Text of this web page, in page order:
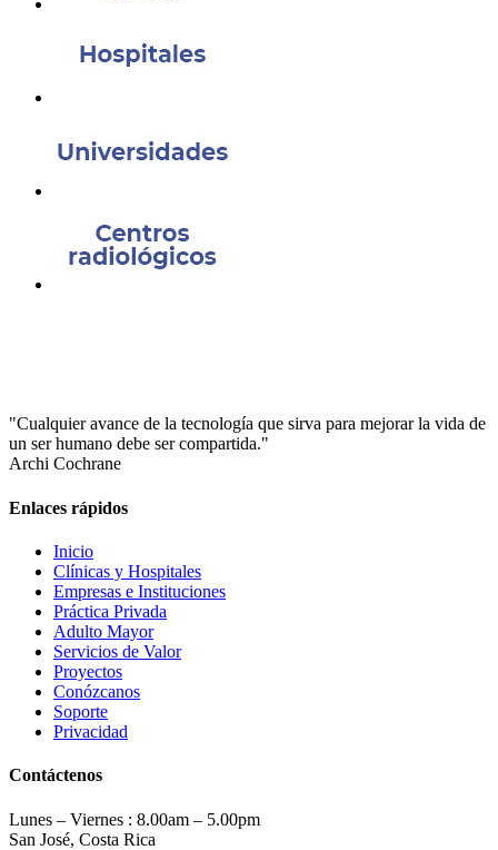
"Cualquier avance de la tecnología que sirva para mejorar la vida de
un ser humano debe ser compartida."
Archi Cochrane
Enlaces rápidos
Inicio
Clínicas y Hospitales
Empresas e Instituciones
Práctica Privada
Adulto Mayor
Servicios de Valor
Proyectos
Conózcanos
Soporte
Privacidad
Contáctenos
Lunes – Viernes : 8.00am – 5.00pm
San José, Costa Rica